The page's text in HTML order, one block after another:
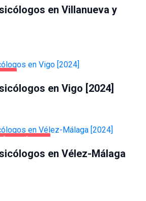
en Villanueva y
en Vigo [2024]
MÁLAGA
en Vélez-Málaga